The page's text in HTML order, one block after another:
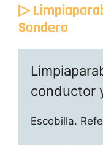
▷
Sandero
conductor
Escobilla.